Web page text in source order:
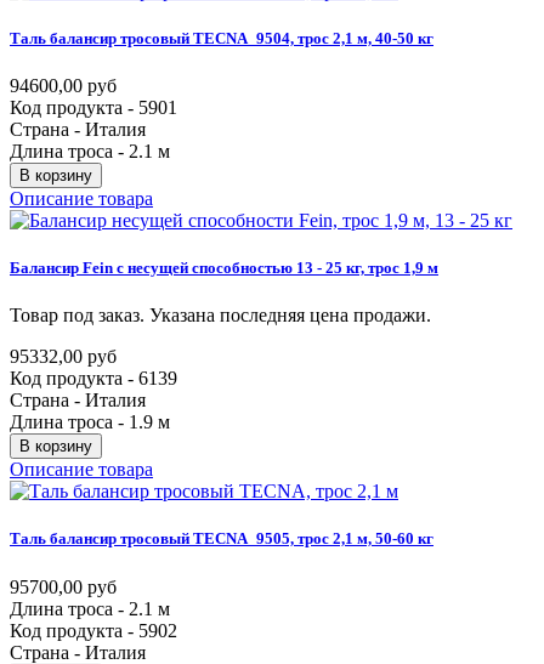
Таль балансир тросовый TECNA_9504, трос 2,1 м, 40-50 кг
94600,00 руб
Код продукта - 5901
Страна - Италия
Длина троса - 2.1 м
В корзину
Описание товара
Балансир Fein с несущей способностью 13 - 25 кг, трос 1,9 м
Товар под заказ. Указана последняя цена продажи.
95332,00 руб
Код продукта - 6139
Страна - Италия
Длина троса - 1.9 м
В корзину
Описание товара
Таль балансир тросовый TECNA_9505, трос 2,1 м, 50-60 кг
95700,00 руб
Длина троса - 2.1 м
Код продукта - 5902
Страна - Италия